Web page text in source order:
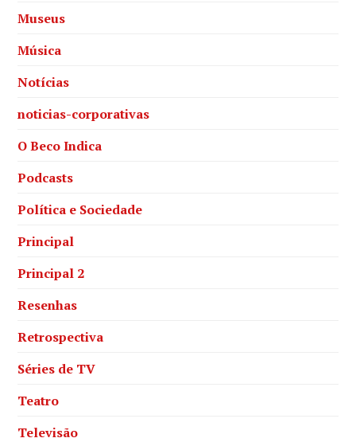
Museus
Música
Notícias
noticias-corporativas
O Beco Indica
Podcasts
Política e Sociedade
Principal
Principal 2
Resenhas
Retrospectiva
Séries de TV
Teatro
Televisão